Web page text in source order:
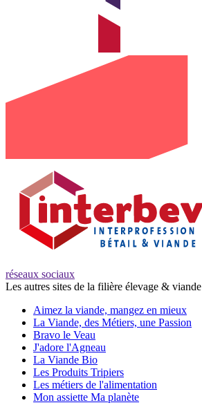
réseaux sociaux
Les autres sites de la filière élevage & viande
Aimez la viande, mangez en mieux
La Viande, des Métiers, une Passion
Bravo le Veau
J'adore l'Agneau
La Viande Bio
Les Produits Tripiers
Les métiers de l'alimentation
Mon assiette Ma planète